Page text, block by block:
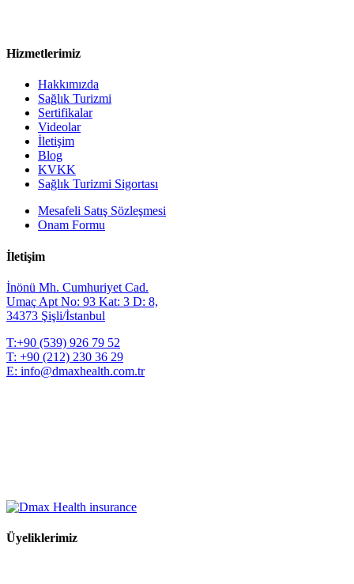
Hizmetlerimiz
Hakkımızda
Sağlık Turizmi
Sertifikalar
Videolar
İletişim
Blog
KVKK
Sağlık Turizmi Sigortası
Mesafeli Satış Sözleşmesi
Onam Formu
İletişim
İnönü Mh. Cumhuriyet Cad.
Umaç Apt No: 93 Kat: 3 D: 8,
34373 Şişli/İstanbul
T:+90 (539) 926 79 52
T: +90 (212) 230 36 29
E: info@dmaxhealth.com.tr
Üyeliklerimiz